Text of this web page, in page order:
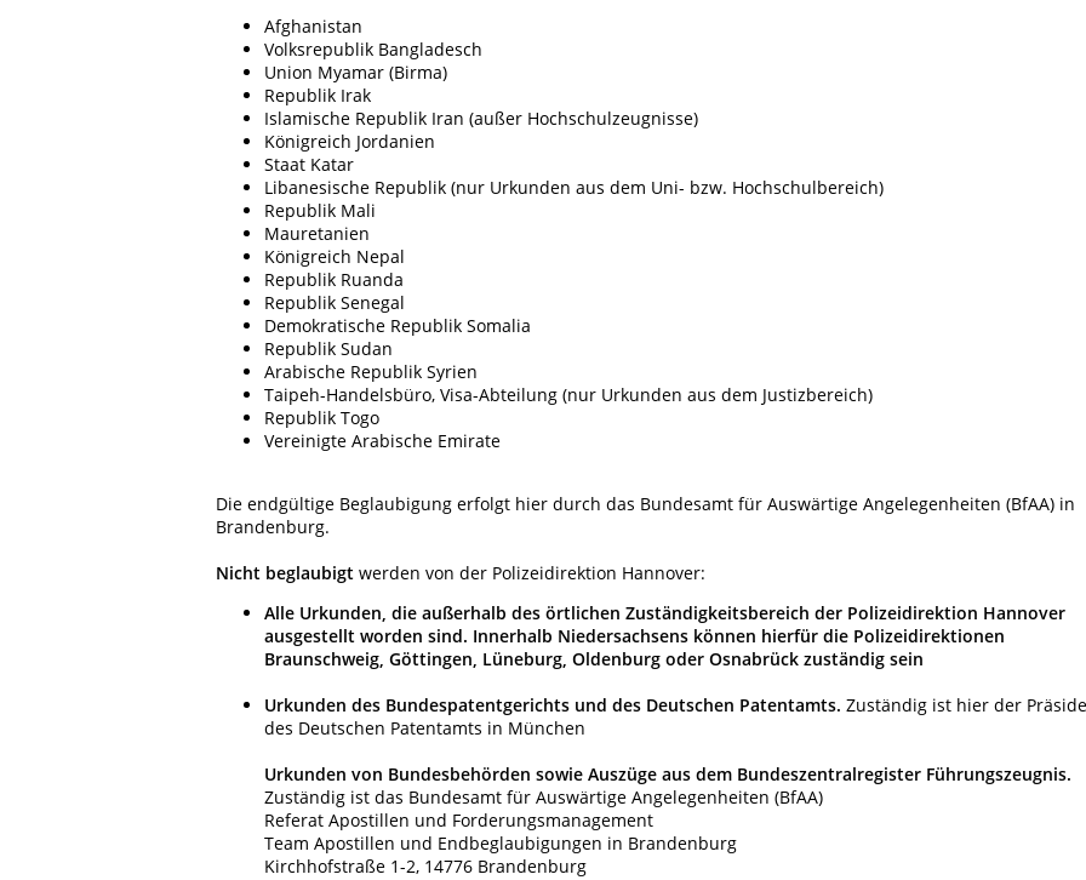
Afghanistan
Volksrepublik Bangladesch
Union Myamar (Birma)
Republik Irak
Islamische Republik Iran (außer Hochschulzeugnisse)
Königreich Jordanien
Staat Katar
Libanesische Republik (nur Urkunden aus dem Uni- bzw. Hochschulbereich)
Republik Mali
Mauretanien
Königreich Nepal
Republik Ruanda
Republik Senegal
Demokratische Republik Somalia
Republik Sudan
Arabische Republik Syrien
Taipeh-Handelsbüro, Visa-Abteilung (nur Urkunden aus dem Justizbereich)
Republik Togo
Vereinigte Arabische Emirate
Die endgültige Beglaubigung erfolgt hier durch das Bundesamt für Auswärtige Angelegenheiten (BfAA) in
Brandenburg.
Nicht beglaubigt werden von der Polizeidirektion Hannover:
Alle Urkunden, die außerhalb des örtlichen Zuständigkeitsbereich der Polizeidirektion Hannover
ausgestellt worden sind. Innerhalb Niedersachsens können hierfür die Polizeidirektionen
Braunschweig, Göttingen, Lüneburg, Oldenburg oder Osnabrück zuständig sein
Urkunden des Bundespatentgerichts und des Deutschen Patentamts. Zuständig ist hier der
des Deutschen Patentamts in München
Urkunden von Bundesbehörden sowie Auszüge aus dem Bundeszentralregister Führungszeugnis.
Zuständig ist das Bundesamt für Auswärtige Angelegenheiten (BfAA)
Referat Apostillen und Forderungsmanagement
Team Apostillen und Endbeglaubigungen in Brandenburg
Kirchhofstraße 1-2, 14776 Brandenburg